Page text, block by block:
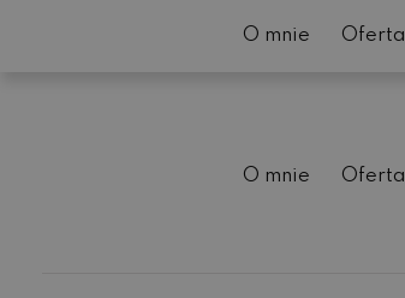
O mnie Oferta
O mnie Oferta